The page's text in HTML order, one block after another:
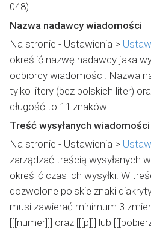
048).
Nazwa nadawcy wiadomości
Na stronie - Ustawienia >
określić nazwę nadawcy jaka
odbiorcy wiadomości. Nazwa
tylko litery (bez polskich liter)
długość to 11 znaków.
Treść wysyłanych wiadomości
Na stronie - Ustawienia >
zarządzać treścią wysyłanych
określić czas ich wysyłki. W
dozwolone polskie znaki
musi zawierać minimum 3
[[[numer]]] oraz [[[p]]] lub